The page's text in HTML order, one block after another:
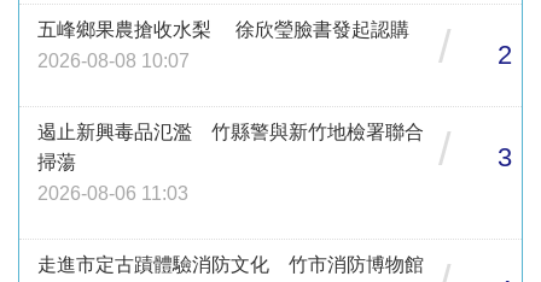
五峰鄉果農搶收水梨 徐欣瑩臉書發起認購
2026-08-08 10:07
/ 2
遏止新興毒品氾濫 竹縣警與新竹地檢署聯合
掃蕩
2026-08-06 11:03
/ 3
走進市定古蹟體驗消防文化 竹市消防博物館